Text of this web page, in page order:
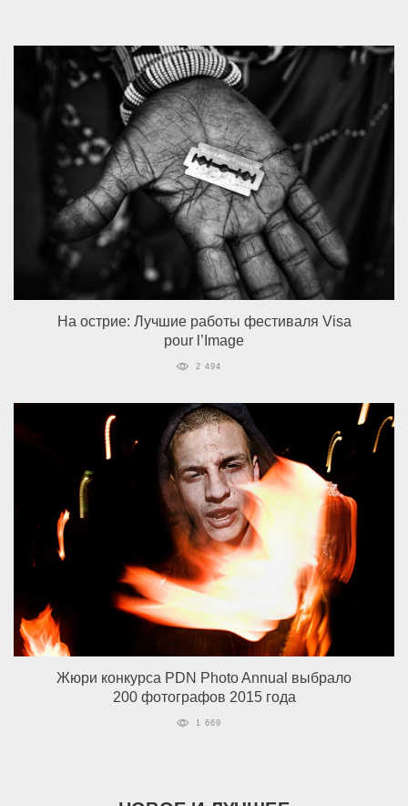
На острие: Лучшие работы фестиваля Visa
pour l’Image
2 494
Жюри конкурса PDN Photo Annual выбрало
200 фотографов 2015 года
1 669